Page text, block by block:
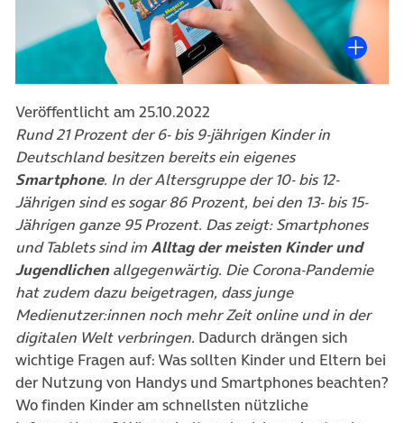
Veröffentlicht am 25.10.2022
Rund 21 Prozent der 6- bis 9-jährigen Kinder in
Deutschland besitzen bereits ein eigenes
Smartphone. In der Altersgruppe der 10- bis 12-
Jährigen sind es sogar 86 Prozent, bei den 13- bis 15-
Jährigen ganze 95 Prozent. Das zeigt: Smartphones
und Tablets sind imAlltag der meisten Kinder und
Jugendlichenallgegenwärtig. Die Corona-Pandemie
hat zudem dazu beigetragen, dass junge
Medienutzer:innen noch mehr Zeit online und in der
digitalen Welt verbringen. Dadurch drängen sich
wichtige Fragen auf: Was sollten Kinder und Eltern bei
der Nutzung von Handys und Smartphones beachten?
Wo finden Kinder am schnellsten nützliche